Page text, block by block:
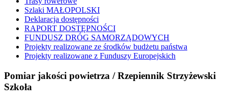
Szlaki MAŁOPOLSKI
Deklaracja dostępności
RAPORT DOSTĘPNOŚCI
FUNDUSZ DRÓG SAMORZĄDOWYCH
Projekty realizowane ze środków budżetu państwa
Projekty realizowane z Funduszy Europejskich
Pomiar jakości powietrza / Rzepiennik Strzyżewski
Szkoła